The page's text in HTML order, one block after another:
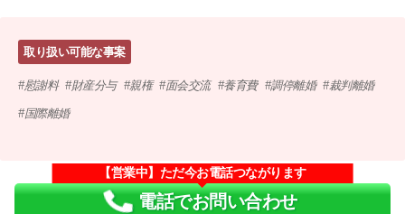
取り扱い可能な事案
慰謝料 財産分与 親権 面会交流 養育費 調停離婚 裁判離婚
国際離婚
【営業中】ただ今お電話つながります
電話でお問い合わせ